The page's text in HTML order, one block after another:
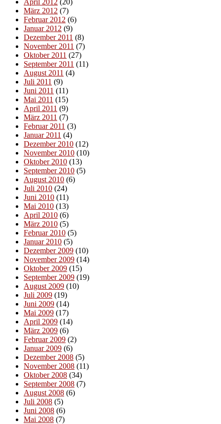
März 2012 (7)
Februar 2012 (6)
Januar 2012 (9)
Dezember 2011 (8)
November 2011 (7)
Oktober 2011 (27)
September 2011 (11)
August 2011 (4)
Juli 2011 (9)
Juni 2011 (11)
Mai 2011 (15)
April 2011 (9)
März 2011 (7)
Februar 2011 (3)
Januar 2011 (4)
Dezember 2010 (12)
November 2010 (10)
Oktober 2010 (13)
September 2010 (5)
August 2010 (6)
Juli 2010 (24)
Juni 2010 (11)
Mai 2010 (13)
April 2010 (6)
März 2010 (5)
Februar 2010 (5)
Januar 2010 (5)
Dezember 2009 (10)
November 2009 (14)
Oktober 2009 (15)
September 2009 (19)
August 2009 (10)
Juli 2009 (19)
Juni 2009 (14)
Mai 2009 (17)
April 2009 (14)
März 2009 (6)
Februar 2009 (2)
Januar 2009 (6)
Dezember 2008 (5)
November 2008 (11)
Oktober 2008 (34)
September 2008 (7)
August 2008 (6)
Juli 2008 (5)
Juni 2008 (6)
Mai 2008 (7)